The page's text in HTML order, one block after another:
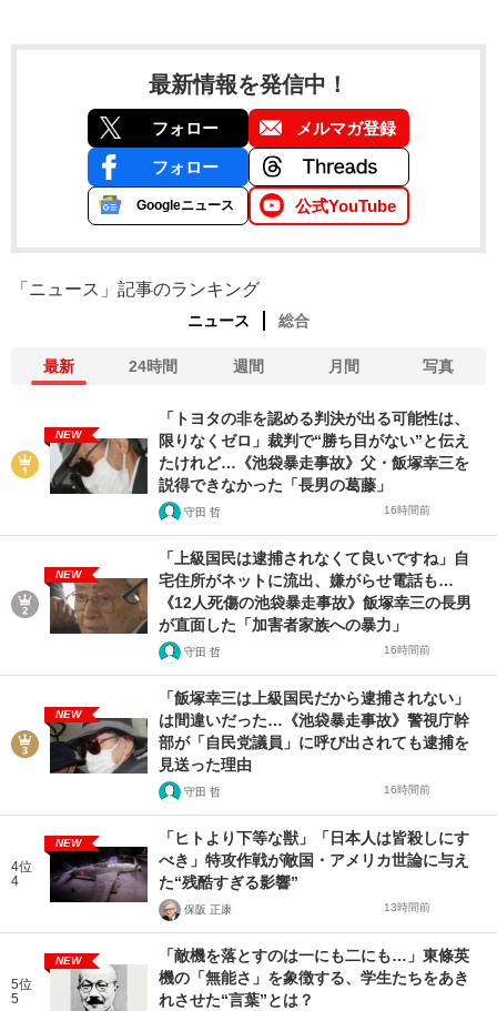
最新情報を発信中！
フォロー メルマガ登録
フォロー
Googleニュース 公式YouTube
「ニュース」記事のランキング
ニュース 総合
最新 24時間 週間 月間 写真
NEW
「トヨタの非を認める判決が出る可能性は、
限りなくゼロ」裁判で“勝ち目がない”と伝え
たけれど…《池袋暴走事故》父・飯塚幸三を
説得できなかった「長男の葛藤」
守田 哲 16時間前
NEW
「上級国民は逮捕されなくて良いですね」自
宅住所がネットに流出、嫌がらせ電話も…
《12人死傷の池袋暴走事故》飯塚幸三の長男
が直面した「加害者家族への暴力」
守田 哲 16時間前
NEW
「飯塚幸三は上級国民だから逮捕されない」
は間違いだった…《池袋暴走事故》警視庁幹
部が「自民党議員」に呼び出されても逮捕を
見送った理由
守田 哲 16時間前
4位
4
NEW
「ヒトより下等な獣」「日本人は皆殺しにす
べき」特攻作戦が敵国・アメリカ世論に与え
た“残酷すぎる影響”
保阪 正康 13時間前
5位
5
NEW
「敵機を落とすのは一にも二にも…」東條英
機の「無能さ」を象徴する、学生たちをあき
れさせた“言葉”とは？